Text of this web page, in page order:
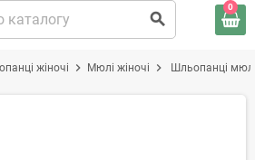
search
0
жіночі chevron_right Мюлі жіночі chevron_right Шльопанці